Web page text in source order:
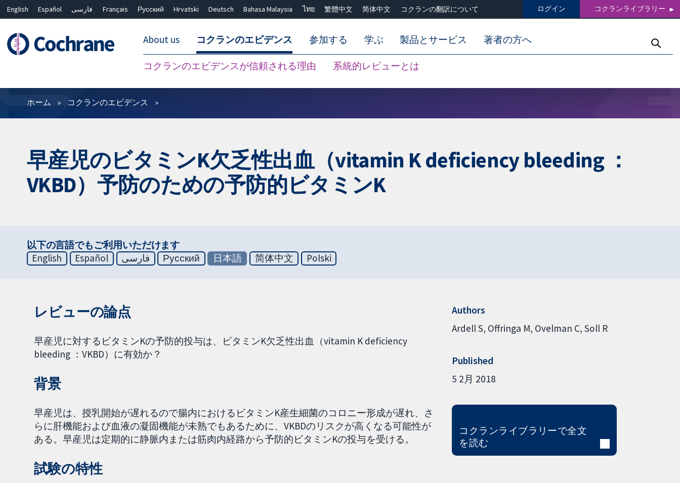
English Español فارسی Français Русский Hrvatski Deutsch Bahasa Malaysia ไทย 繁體中文 简体中文 コクランの翻訳について ログイン コクランライブラリー
About us コクランのエビデンス
コクランのエビデンスが信頼される理由 系統的レビューとは
参加する 学ぶ 製品とサービス 著者の方へ
フィルター
ホーム コクランのエビデンス
早産児のビタミンK欠乏性出血（vitamin K deficiency bleeding ：
VKBD）予防のための予防的ビタミンK
以下の言語でもご利用いただけます
English
Español فارسی Русский 日本語 简体中文 Polski
レビューの論点
早産児に対するビタミンKの予防的投与は、ビタミンK欠乏性出血（vitamin K deficiency
bleeding ：VKBD）に有効か？
背景
早産児は、授乳開始が遅れるので腸内におけるビタミンK産生細菌のコロニー形成が遅れ、さ
らに肝機能および血液の凝固機能が未熟でもあるために、VKBDのリスクが高くなる可能性が
ある。早産児は定期的に静脈内または筋肉内経路から予防的ビタミンKの投与を受ける。
試験の特性
Authors
Ardell S Offringa M Ovelman C Soll R
Published
5 2月 2018
コクランライブラリーで全文
を読む